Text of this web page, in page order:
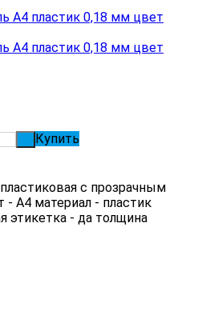
Купить
с прозрачным
А4 материал - пластик
этикетка - да толщина